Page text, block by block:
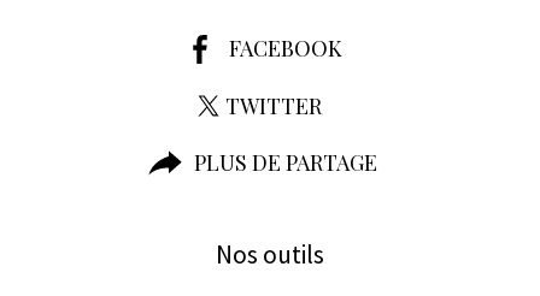
FACEBOOK
TWITTER
PLUS DE PARTAGE
Nos outils